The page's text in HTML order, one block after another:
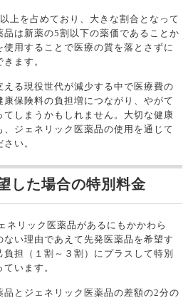
上を占めており、大きな割合となって
品は新薬の5割以下の薬価であることか
用することで医療の質を落とさずに
ます。
る現役世代が減少する中で医療費の
保険料の負担増につながり、やがて
しまうかもしれません。大切な健康
ジェネリック医薬品の使用を通じて
い。
した場合の特別料金
ネリック医薬品があるにもかかわら
い理由であえて先発医薬品を希望す
担（１割～３割）にプラスして特別
います。
とジェネリック医薬品の差額の2分の